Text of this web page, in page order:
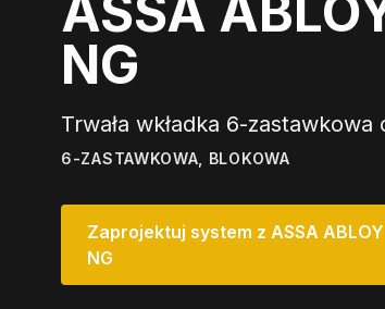
NG
Trwała wkładka 6-
6-ZASTAWKOWA, BLOKOWA
Zaprojektuj system z ASSA ABLOY
NG